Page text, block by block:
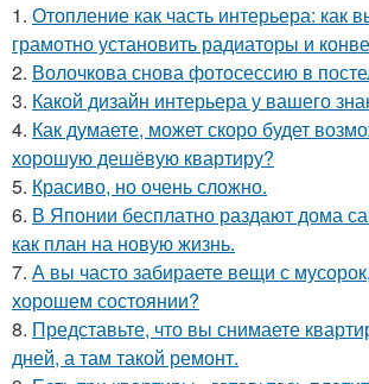
1. Отопление как часть интерьера: как
грамотно установить радиаторы и
2. Волочкова снова фотосессию в
3. Какой дизайн интерьера у вашего
4. Как думаете, может скоро будет
хорошую дешёвую квартиру?
5. Красиво, но очень сложно.
6. В Японии бесплатно раздают дома
как план на новую жизнь.
7. А вы часто забираете вещи с
хорошем состоянии?
8. Представьте, что вы снимаете
дней, а там такой ремонт.